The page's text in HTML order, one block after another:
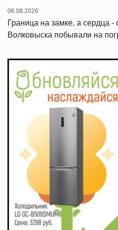
06.08.2026
Граница на замке, а сердца
Волковыска побывали на